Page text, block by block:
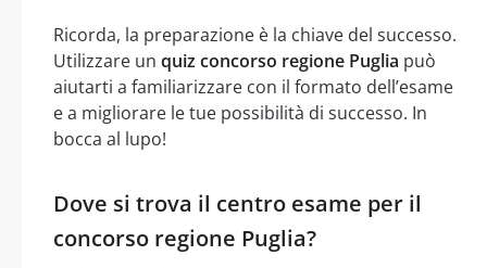
Ricorda, la preparazione è la chiave del successo.
Utilizzare un quiz concorso regione Puglia può
aiutarti a familiarizzare con il formato dell’esame
e a migliorare le tue possibilità di successo. In
bocca al lupo!
Dove si trova il centro esame per il
concorso regione Puglia?